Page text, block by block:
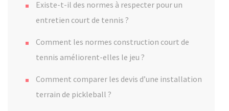
Existe-t-il des normes à respecter pour un
entretien court de tennis ?
Comment les normes construction court de
tennis améliorent-elles le jeu ?
Comment comparer les devis d’une installation
terrain de pickleball ?